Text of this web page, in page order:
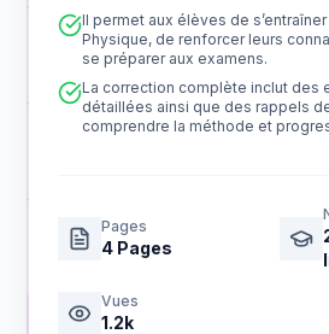
Il permet aux élèves de
Physique, de renforcer leurs
se préparer aux examens.
La correction complète inclut des
détaillées ainsi que des rappels
comprendre la méthode et
Pages
4 Pages
Vues
1.2k